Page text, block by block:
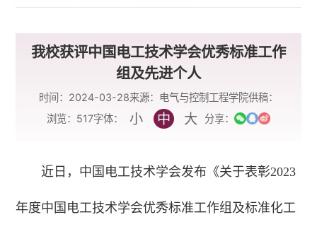
我校获评中国电工技术学会优秀标准工作
组及先进个人
时间：2024-03-28来源：电气与控制工程学院供稿：
浏览： 517字体： 小 中 大 分享：
近日，中国电工技术学会发布《关于表彰2023
年度中国电工技术学会优秀标准工作组及标准化工